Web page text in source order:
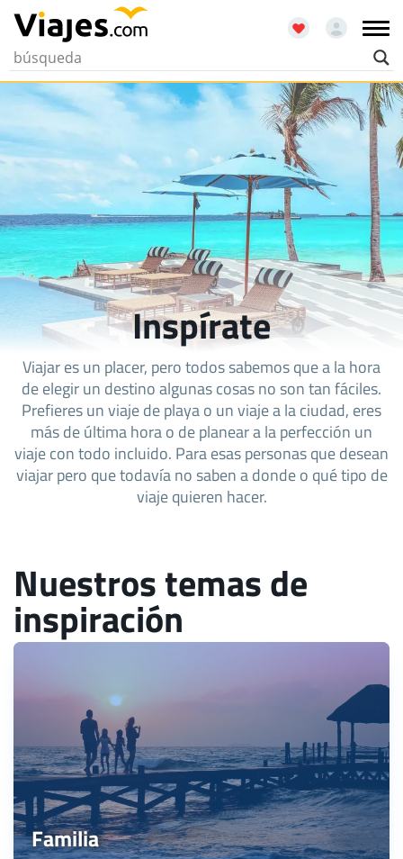
Inspírate
Viajar es un placer, pero todos sabemos que a la hora
de elegir un destino algunas cosas no son tan fáciles.
Prefieres un viaje de playa o un viaje a la ciudad, eres
más de última hora o de planear a la perfección un
viaje con todo incluido. Para esas personas que desean
viajar pero que todavía no saben a donde o qué tipo de
viaje quieren hacer.
Nuestros temas de
inspiración
Familia